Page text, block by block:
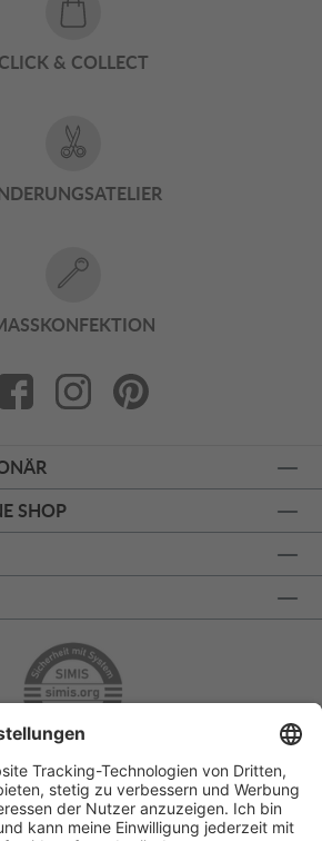
CLICK & COLLECT
SHOP
JAHRE AM PRINZIPALMARKT
BERATUNG